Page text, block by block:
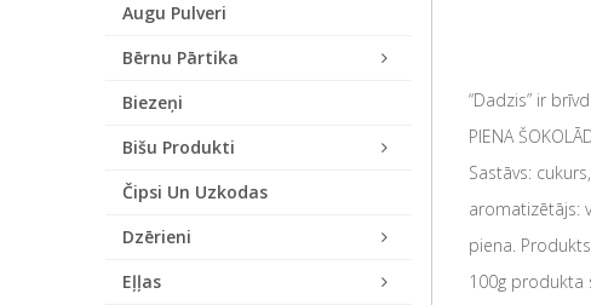
“Dadzis” ir
PIENA
Sastāvs:
aromatizētājs:
piena.
100g produkta
Augu Pulveri
Bērnu Pārtika
Biezeņi
Bišu Produkti
Čipsi Un Uzkodas
Dzērieni
Eļļas